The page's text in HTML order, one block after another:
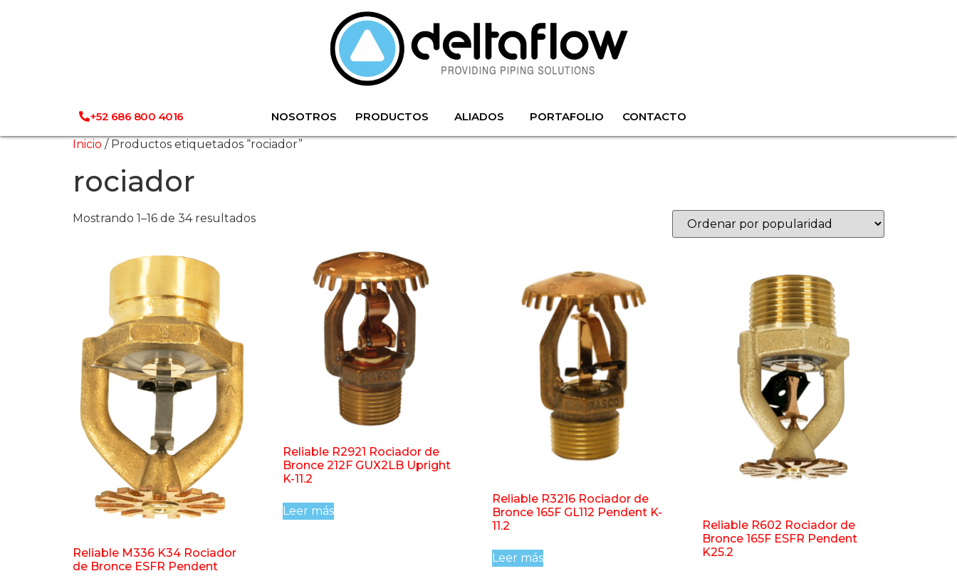
+52 686 800 4016 NOSOTROS PRODUCTOS ALIADOS PORTAFOLIO CONTACTO
Inicio / Productos etiquetados “rociador”
rociador
Mostrando 1–16 de 34 resultados
Reliable M336 K34 Rociador
de Bronce ESFR Pendent
Reliable R2921 Rociador de
Bronce 212F GUX2LB Upright
K-11.2
Leer más
Reliable R3216 Rociador de
Bronce 165F GL112 Pendent K-
11.2
Leer más
Reliable R602 Rociador de
Bronce 165F ESFR Pendent
K25.2